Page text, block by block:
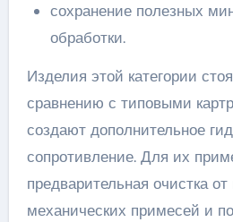
сохранение полезных
обработки.
Изделия этой категории
сравнению с типовыми
создают дополнительное
сопротивление. Для их
предварительная очистка от
механических примесей и